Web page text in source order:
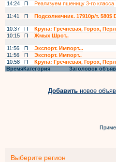
14:24
П Реализуем пшеницу 3-го класса
11:41
П Подсолнечник. 17910р/т. 580$
10:37
П Крупа: Гречневая, Горох,
10:15
П Жмых Шрот..
11:56
П Экспорт. Импорт...
11:56
П Экспорт. Импорт..
10:58
П Крупа: Гречневая, Горох,
ВремяКатегория Заголовок
Добавить новое
Выберите регион